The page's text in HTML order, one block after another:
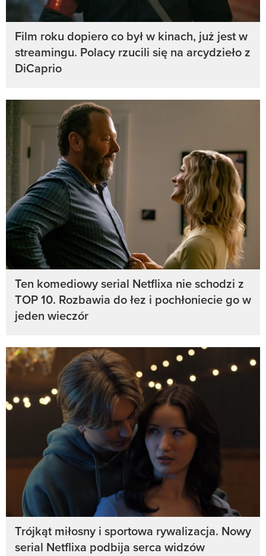
Film roku dopiero co był w kinach, już jest w
streamingu. Polacy rzucili się na arcydzieło z
DiCaprio
Ten komediowy serial Netflixa nie schodzi z
TOP 10. Rozbawia do łez i pochłoniecie go w
jeden wieczór
Trójkąt miłosny i sportowa rywalizacja. Nowy
serial Netflixa podbija serca widzów